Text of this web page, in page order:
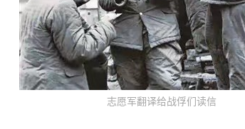
志愿军翻译给战俘们读信